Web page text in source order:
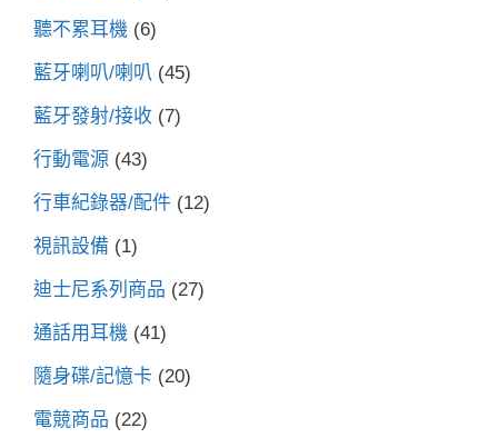
聽不累耳機 (6)
藍牙喇叭/喇叭 (45)
藍牙發射/接收 (7)
行動電源 (43)
行車紀錄器/配件 (12)
視訊設備 (1)
迪士尼系列商品 (27)
通話用耳機 (41)
隨身碟/記憶卡 (20)
電競商品 (22)